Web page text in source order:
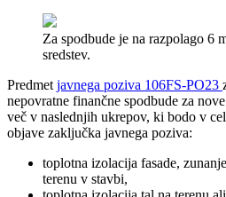
Za spodbude je na razpolago 6
sredstev.
Predmet javnega poziva 106FS-PO23
nepovratne finančne spodbude za
več v naslednjih ukrepov, ki bodo v
objave zaključka javnega poziva:
toplotna izolacija fasade,
terenu v stavbi,